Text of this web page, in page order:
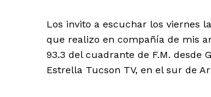
Los invito a escuchar los viernes
que realizo en compañía de mis
93.3 del cuadrante de F.M. desde
Estrella Tucson TV, en el sur de